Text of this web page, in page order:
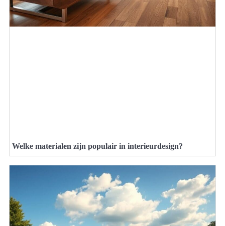
Welke materialen zijn populair in interieurdesign?